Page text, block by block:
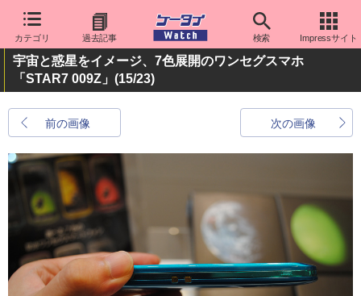
カテゴリ 過去記事 検索 Impressサイト
宇宙と惑星をイメージ、7色展開のワンセグスマホ
「STAR7 009Z」 (15/23)
前の画像 次の画像